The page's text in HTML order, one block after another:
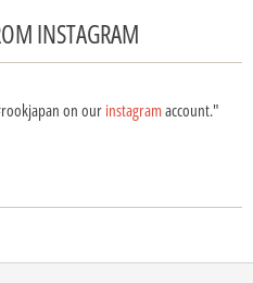
INSTAGRAM
on ourinstagramaccount."